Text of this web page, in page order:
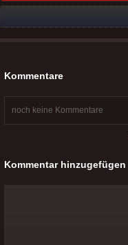
Kommentare
noch keine Kommentare
Kommentar hinzugefügen